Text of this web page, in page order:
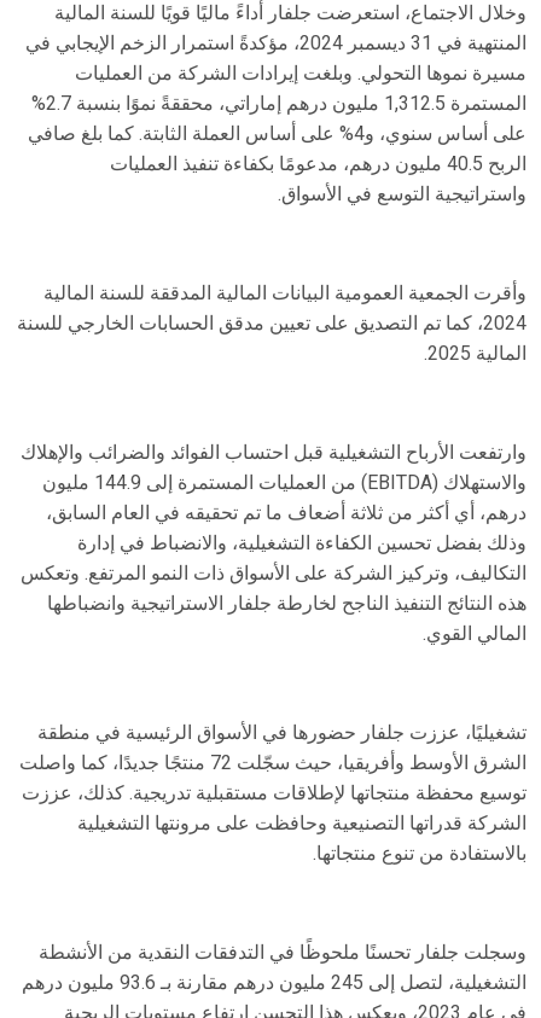
وخلال الاجتماع، استعرضت جلفار أداءً ماليًا قويًا للسنة المالية
المنتهية في 31 ديسمبر 2024، مؤكدةً استمرار الزخم الإيجابي في
مسيرة نموها التحولي. وبلغت إيرادات الشركة من العمليات
المستمرة 1,312.5 مليون درهم إماراتي، محققةً نموًا بنسبة 2.7%
على أساس سنوي، و4% على أساس العملة الثابتة. كما بلغ صافي
الربح 40.5 مليون درهم، مدعومًا بكفاءة تنفيذ العمليات
واستراتيجية التوسع في الأسواق.
وأقرت الجمعية العمومية البيانات المالية المدققة للسنة المالية
2024، كما تم التصديق على تعيين مدقق الحسابات الخارجي للسنة
المالية 2025.
وارتفعت الأرباح التشغيلية قبل احتساب الفوائد والضرائب والإهلاك
والاستهلاك (EBITDA
) من العمليات المستمرة إلى 144.9 مليون
درهم، أي أكثر من ثلاثة أضعاف ما تم تحقيقه في العام السابق،
وذلك بفضل تحسين الكفاءة التشغيلية، والانضباط في إدارة
التكاليف، وتركيز الشركة على الأسواق ذات النمو المرتفع. وتعكس
هذه النتائج التنفيذ الناجح لخارطة جلفار الاستراتيجية وانضباطها
المالي القوي.
تشغيليًا، عززت جلفار حضورها في الأسواق الرئيسية في منطقة
الشرق الأوسط وأفريقيا، حيث سجّلت 72 منتجًا جديدًا، كما واصلت
توسيع محفظة منتجاتها لإطلاقات مستقبلية تدريجية. كذلك، عززت
الشركة قدراتها التصنيعية وحافظت على مرونتها التشغيلية
بالاستفادة من تنوع منتجاتها.
وسجلت جلفار تحسنًا ملحوظًا في التدفقات النقدية من الأنشطة
التشغيلية، لتصل إلى 245 مليون درهم مقارنة بـ 93.6 مليون درهم
في عام 2023، ويعكس هذا التحسن ارتفاع مستويات الربحية